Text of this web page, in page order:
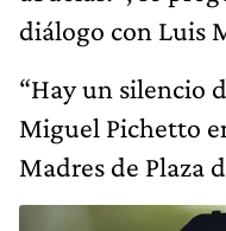
diálogo con Luis
“Hay un silencio
Miguel Pichetto
Madres de Plaza